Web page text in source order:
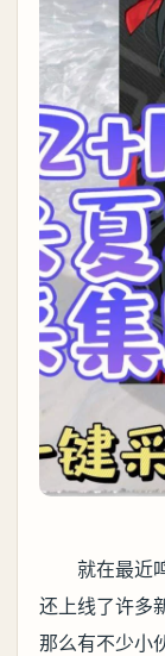
就在最近
还上线了许多
那么有不少小